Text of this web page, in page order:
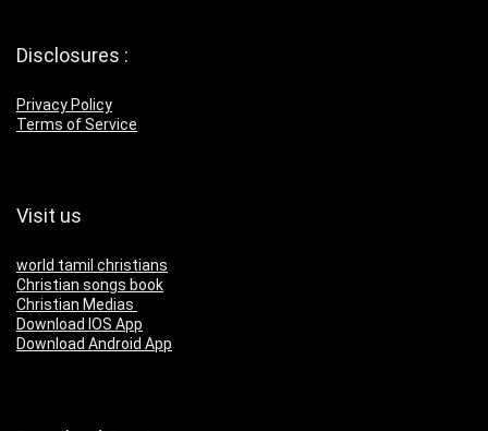
Disclosures :
Privacy Policy
Terms of Service
Visit us
world tamil christians
Christian songs book
Christian Medias
Download IOS App
Download Android App